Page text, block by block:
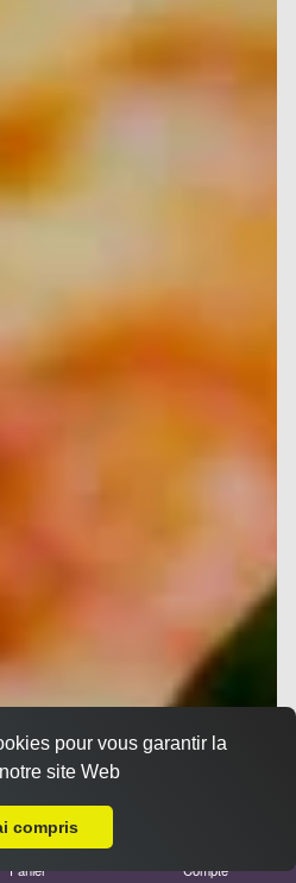
Panier Compte
pour vous garantir la
site Web
compris